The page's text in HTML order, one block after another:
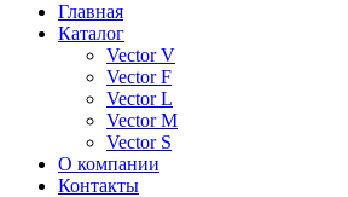
Главная
Каталог
Vector V
Vector F
Vector L
Vector M
Vector S
О компании
Контакты